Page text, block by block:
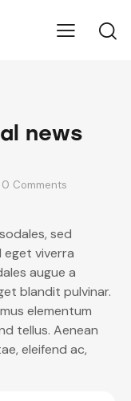
news
0 Comments
sed
eget viverra
augue a
blandit pulvinar.
elementum
tellus. Aenean
eleifend ac,